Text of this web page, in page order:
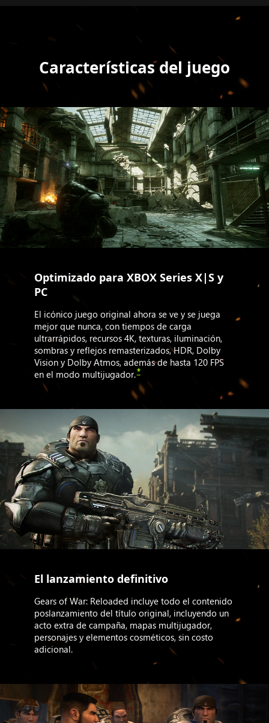
Características del juego
Optimizado para XBOX Series X|S y
PC
El icónico juego original ahora se ve y se juega
mejor que nunca, con tiempos de carga
ultrarrápidos, recursos 4K, texturas, iluminación,
sombras y reflejos remasterizados, HDR, Dolby
Vision y Dolby Atmos, además de hasta 120 FPS
en el modo multijugador.*
El lanzamiento definitivo
Gears of War: Reloaded incluye todo el contenido
poslanzamiento del título original, incluyendo un
acto extra de campaña, mapas multijugador,
personajes y elementos cosméticos, sin costo
adicional.